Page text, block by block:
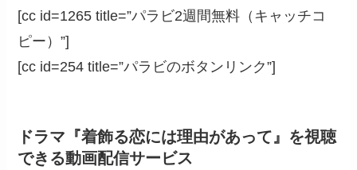
[cc id=1265 title=”パラビ2週間無料（キャッチコ
ピー）”]
[cc id=254 title=”パラビのボタンリンク”]
ドラマ『着飾る恋には理由があって』を視聴
できる動画配信サービス